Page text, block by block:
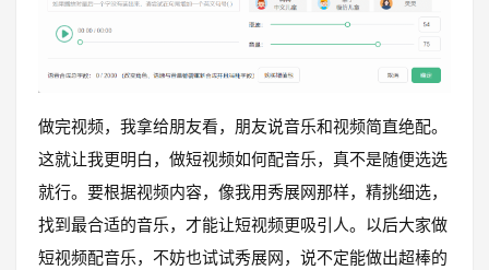
做完视频，我拿给朋友看，朋友说音乐和视频简直绝配。
这就让我更明白，做短视频如何配音乐，真不是随便选选
就行。要根据视频内容，像我用秀展网那样，精挑细选，
找到最合适的音乐，才能让短视频更吸引人。以后大家做
短视频配音乐，不妨也试试秀展网，说不定能做出超棒的